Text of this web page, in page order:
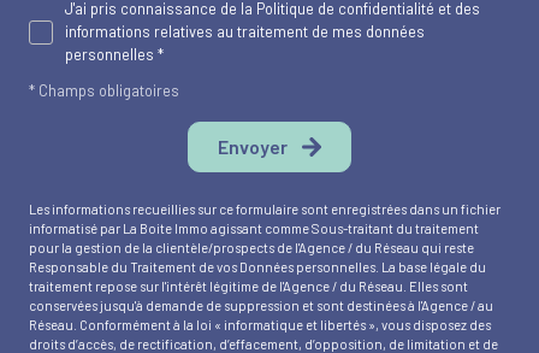
J'ai pris connaissance de la Politique de confidentialité et des
informations relatives au traitement de mes données
personnelles *
* Champs obligatoires
Envoyer
Les informations recueillies sur ce formulaire sont enregistrées dans un fichier
informatisé par La Boite Immo agissant comme Sous-traitant du traitement
pour la gestion de la clientèle/prospects de l'Agence / du Réseau qui reste
Responsable du Traitement de vos Données personnelles. La base légale du
traitement repose sur l'intérêt légitime de l'Agence / du Réseau. Elles sont
conservées jusqu'à demande de suppression et sont destinées à l'Agence / au
Réseau. Conformément à la loi « informatique et libertés », vous disposez des
droits d’accès, de rectification, d’effacement, d’opposition, de limitation et de